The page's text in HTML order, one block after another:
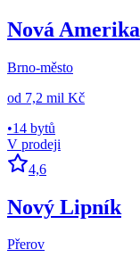
Nová Amerika
Brno-město
od 7,2 mil Kč
•14 bytů
V prodeji
4,6
Nový Lipník
Přerov